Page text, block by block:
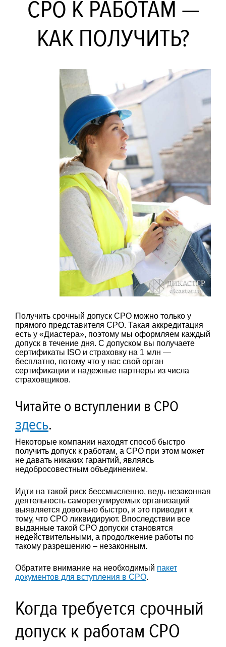
СРО К РАБОТАМ —
КАК ПОЛУЧИТЬ?
Получить срочный допуск СРО можно только у
прямого представителя СРО. Такая аккредитация
есть у «Диастера», поэтому мы оформляем каждый
допуск в течение дня. С допуском вы получаете
сертификаты ISO и страховку на 1 млн —
бесплатно, потому что у нас свой орган
сертификации и надежные партнеры из числа
страховщиков.
Читайте о вступлении в СРО
здесь.
Некоторые компании находят способ быстро
получить допуск к работам, а СРО при этом может
не давать никаких гарантий, являясь
недобросовестным объединением.
Идти на такой риск бессмысленно, ведь незаконная
деятельность саморегулируемых организаций
выявляется довольно быстро, и это приводит к
тому, что СРО ликвидируют. Впоследствии все
выданные такой СРО допуски становятся
недействительными, а продолжение работы по
такому разрешению – незаконным.
Обратите внимание на необходимый пакет
документов для вступления в СРО.
Когда требуется срочный
допуск к работам СРО